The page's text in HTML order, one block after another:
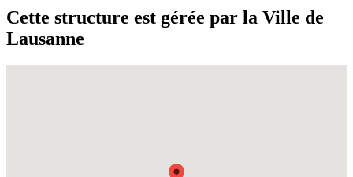
Cette structure est gérée par la Ville de
Lausanne